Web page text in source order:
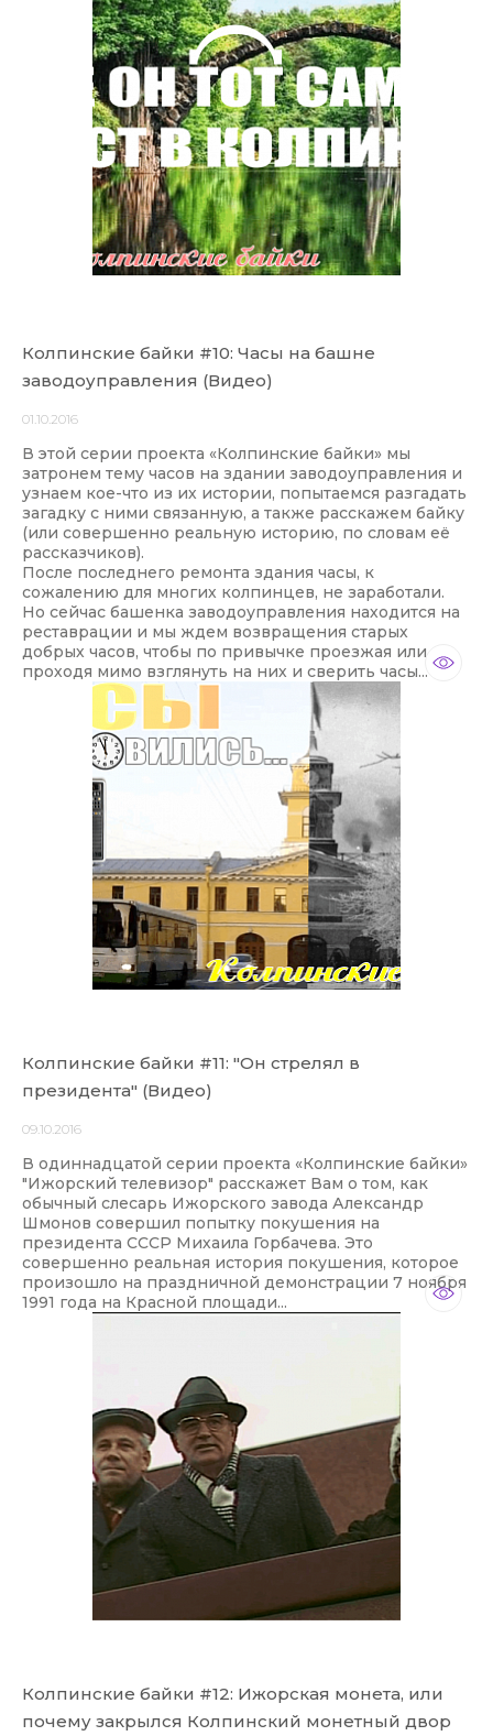
Колпинские байки #10: Часы на башне
заводоуправления (Видео)
01.10.2016
В этой серии проекта «Колпинские байки» мы
затронем тему часов на здании заводоуправления и
узнаем кое-что из их истории, попытаемся разгадать
загадку с ними связанную, а также расскажем байку
(или совершенно реальную историю, по словам её
рассказчиков).
После последнего ремонта здания часы, к
сожалению для многих колпинцев, не заработали.
Но сейчас башенка заводоуправления находится на
реставрации и мы ждем возвращения старых
добрых часов, чтобы по привычке проезжая или
проходя мимо взглянуть на них и сверить часы...
Колпинские байки #11: "Он стрелял в
президента" (Видео)
09.10.2016
В одиннадцатой серии проекта «Колпинские байки»
"Ижорский телевизор" расскажет Вам о том, как
обычный слесарь Ижорского завода Александр
Шмонов совершил попытку покушения на
президента СССР Михаила Горбачева. Это
совершенно реальная история покушения, которое
произошло на праздничной демонстрации 7 ноября
1991 года на Красной площади...
Колпинские байки #12: Ижорская монета, или
почему закрылся Колпинский монетный двор